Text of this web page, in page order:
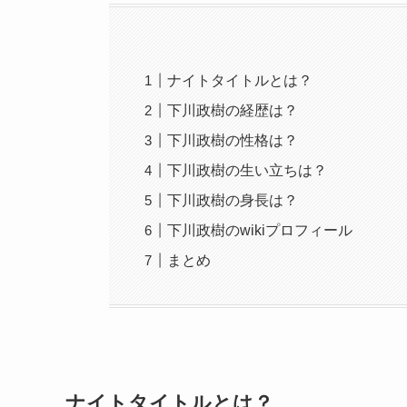
ナイトタイトルとは？
下川政樹の経歴は？
下川政樹の性格は？
下川政樹の生い立ちは？
下川政樹の身長は？
下川政樹のwikiプロフィール
まとめ